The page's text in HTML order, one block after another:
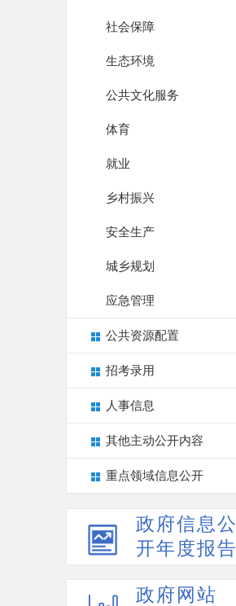
社会保障
生态环境
公共文化服务
体育
就业
乡村振兴
安全生产
城乡规划
应急管理
公共资源配置
招考录用
人事信息
其他主动公开内容
重点领域信息公开
政府信息公
开年度报告
政府网站